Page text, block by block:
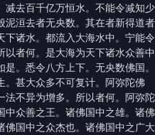
减去百千亿万恒水。不能令减知少
泥洹去者无央数。其在者新得道者
诸水。都流入大海水中。宁能令
者何。是大海为天下诸水众善中
。悉令八方上下。无央数佛国。
。甚大众多不可复计。阿弥陀佛
法不异为增多。所以者何。阿弥陀
中众善之王。诸佛国中之雄。诸佛
佛国中之众杰也。诸佛国中之广大